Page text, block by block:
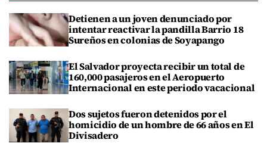
Detienen a un joven denunciado por
intentar reactivar la pandilla Barrio 18
Sureños en colonias de Soyapango
El Salvador proyecta recibir un total de
160,000 pasajeros en el Aeropuerto
Internacional en este periodo vacacional
Dos sujetos fueron detenidos por el
homicidio de un hombre de 66 años en El
Divisadero